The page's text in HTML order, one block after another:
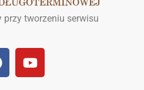
przy tworzeniu serwisu